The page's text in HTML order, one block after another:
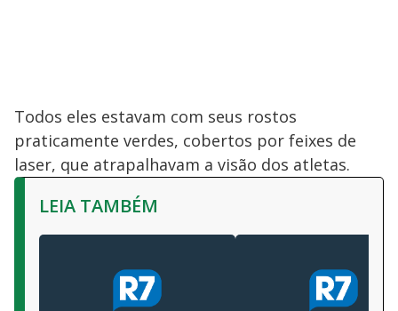
Todos eles estavam com seus rostos
praticamente verdes, cobertos por feixes de
laser, que atrapalhavam a visão dos atletas.
LEIA TAMBÉM